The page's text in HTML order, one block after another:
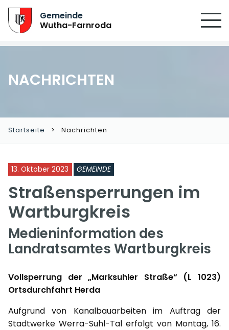
Gemeinde
Wutha-Farnroda
NACHRICHTEN
Startseite Nachrichten
13. Oktober 2023 GEMEINDE
Straßensperrungen im
Wartburgkreis
Medieninformation des
Landratsamtes Wartburgkreis
Vollsperrung der „Marksuhler Straße“ (L 1023)
Ortsdurchfahrt Herda
Aufgrund von Kanalbauarbeiten im Auftrag der
Stadtwerke Werra-Suhl-Tal erfolgt von Montag, 16.